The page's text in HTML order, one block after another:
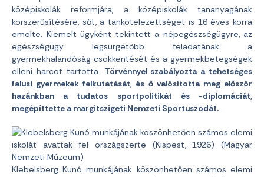
középiskolák reformjára, a középiskolák tananyagának
korszerűsítésére, sőt, a tankötelezettséget is 16 éves korra
emelte. Kiemelt ügyként tekintett a népegészségügyre, az
egészségügy legsürgetőbb feladatának a
gyermekhalandóság csökkentését és a gyermekbetegségek
elleni harcot tartotta. Törvénnyel szabályozta a tehetséges
falusi gyermekek felkutatását, és ő valósította meg először
hazánkban a tudatos sportpolitikát és -diplomáciát,
megépíttette a margitszigeti Nemzeti Sportuszodát.
Klebelsberg Kunó munkájának köszönhetően számos elemi